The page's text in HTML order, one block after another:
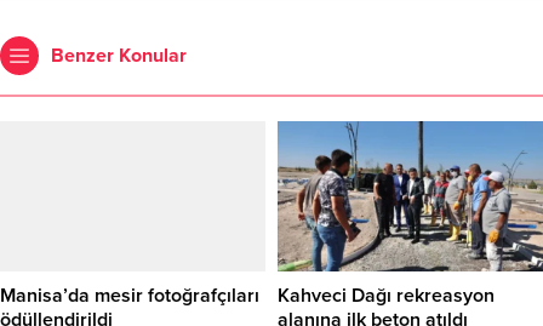
Benzer Konular
Manisa’da mesir fotoğrafçıları
ödüllendirildi
Kahveci Dağı rekreasyon
alanına ilk beton atıldı